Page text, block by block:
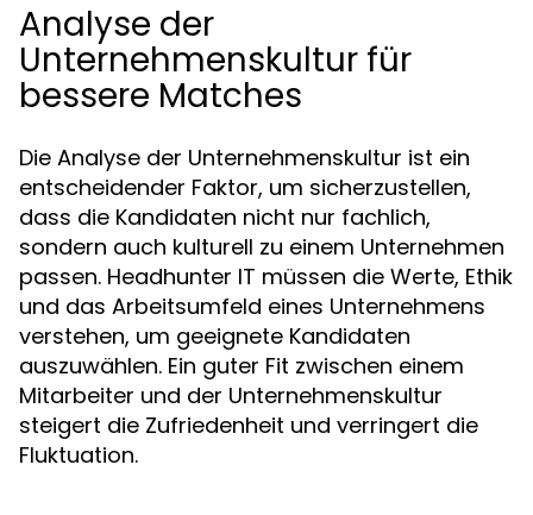
Analyse der
Unternehmenskultur für
bessere Matches
Die Analyse der Unternehmenskultur ist ein
entscheidender Faktor, um sicherzustellen,
dass die Kandidaten nicht nur fachlich,
sondern auch kulturell zu einem Unternehmen
passen. Headhunter IT müssen die Werte, Ethik
und das Arbeitsumfeld eines Unternehmens
verstehen, um geeignete Kandidaten
auszuwählen. Ein guter Fit zwischen einem
Mitarbeiter und der Unternehmenskultur
steigert die Zufriedenheit und verringert die
Fluktuation.